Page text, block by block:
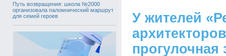
Путь возвращения: школа №2000
организовала паломнический маршрут
для семей героев
У жителей
прогулочная